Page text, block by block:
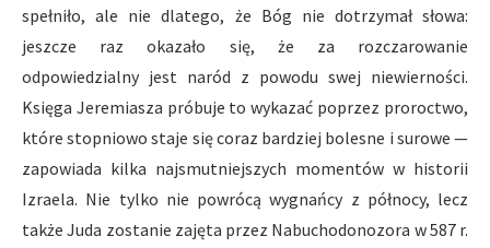
spełniło, ale nie dlatego, że Bóg nie dotrzymał słowa:
jeszcze raz okazało się, że za rozczarowanie
odpowiedzialny jest naród z powodu swej niewierności.
Księga Jeremiasza próbuje to wykazać poprzez proroctwo,
które stopniowo staje się coraz bardziej bolesne i surowe —
zapowiada kilka najsmutniejszych momentów w historii
Izraela. Nie tylko nie powrócą wygnańcy z północy, lecz
także Juda zostanie zajęta przez Nabuchodonozora w 587 r.